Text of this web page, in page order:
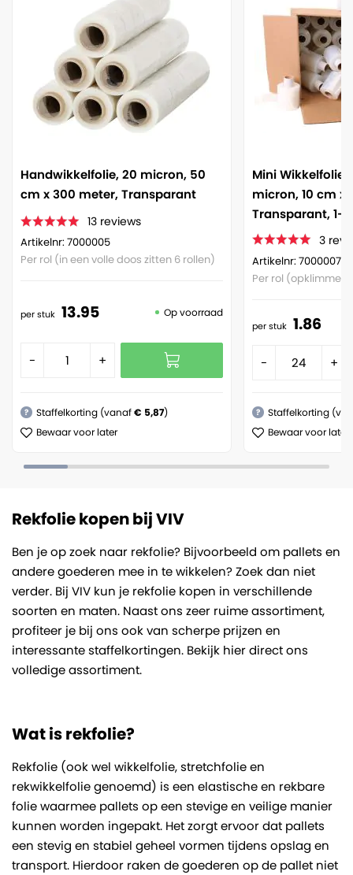
Handwikkelfolie, 20 micron, 50
cm x 300 meter, Transparant
13 reviews
Artikelnr: 7000005
Per rol (in een volle doos zitten 6 rollen)
per stuk 13.95 Op voorraad
- +
? Staffelkorting (vanaf€ 5,87)
Bewaar voor later
Mini Wikkelfolie,
micron, 10 cm x
Transparant, 1-
3
Artikelnr: 7000007
Per rol
per stuk 1.86
- +
?
Staffelkorting
Bewaar voor later
Rekfolie kopen bij VIV
Ben je op zoek naar rekfolie? Bijvoorbeeld om pallets en
andere goederen mee in te wikkelen? Zoek dan niet
verder. Bij VIV kun je rekfolie kopen in verschillende
soorten en maten. Naast ons zeer ruime assortiment,
profiteer je bij ons ook van scherpe prijzen en
interessante staffelkortingen. Bekijk hier direct ons
volledige assortiment.
Wat is rekfolie?
Rekfolie (ook wel wikkelfolie, stretchfolie en
rekwikkelfolie genoemd) is een elastische en rekbare
folie waarmee pallets op een stevige en veilige manier
kunnen worden ingepakt. Het zorgt ervoor dat pallets
een stevig en stabiel geheel vormen tijdens opslag en
transport. Hierdoor raken de goederen op de pallet niet